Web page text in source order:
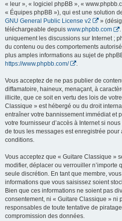
« leur », « logiciel phpBB », «
« Équipes phpBB »), qui est une solution
GNU General Public License v2
»
téléchargeable depuis www.phpbb.com
uniquement les discussions sur Internet ;
du contenu ou des comportements
plus amples informations au sujet de
https://www.phpbb.com/
Vous acceptez de ne pas publier de
diffamatoire, haineux, menaçant, à
illicite, que ce soit en vertu des lois de
Classique » est hébergé ou du droit
entraîner votre bannissement immédiat et
votre fournisseur d’accès à Internet si
de tous les messages est enregistrée
conditions.
Vous acceptez que « Guitare Classique »
modifier, déplacer ou verrouiller n’importe
seule discrétion. En tant que membre,
informations que vous saisissez soient
Bien que ces informations ne soient pas
consentement, ni « Guitare Classique » ni
responsables de toute tentative de
compromission des données.